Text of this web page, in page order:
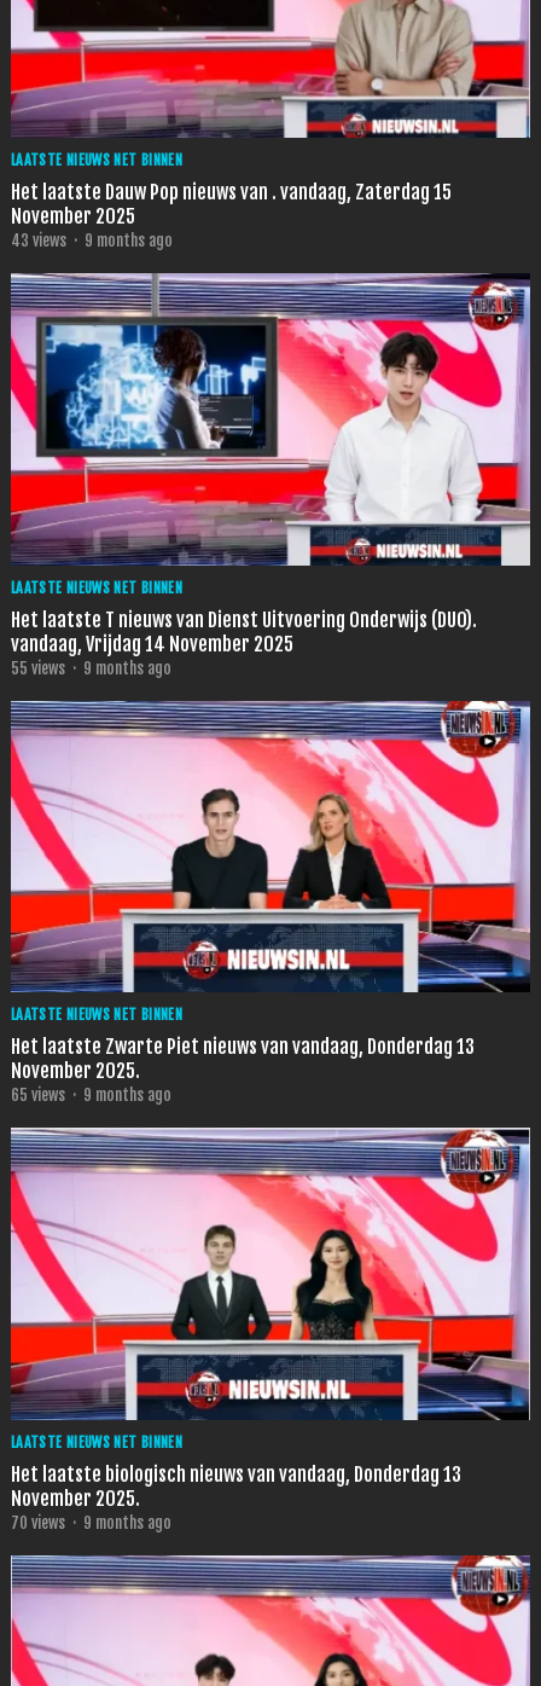
LAATSTE NIEUWS NET BINNEN
Het laatste Dauw Pop nieuws van . vandaag, Zaterdag 15
November 2025
43 views · 9 months ago
LAATSTE NIEUWS NET BINNEN
Het laatste T nieuws van Dienst Uitvoering Onderwijs (DUO).
vandaag, Vrijdag 14 November 2025
55 views · 9 months ago
LAATSTE NIEUWS NET BINNEN
Het laatste Zwarte Piet nieuws van vandaag, Donderdag 13
November 2025.
65 views · 9 months ago
LAATSTE NIEUWS NET BINNEN
Het laatste biologisch nieuws van vandaag, Donderdag 13
November 2025.
70 views · 9 months ago